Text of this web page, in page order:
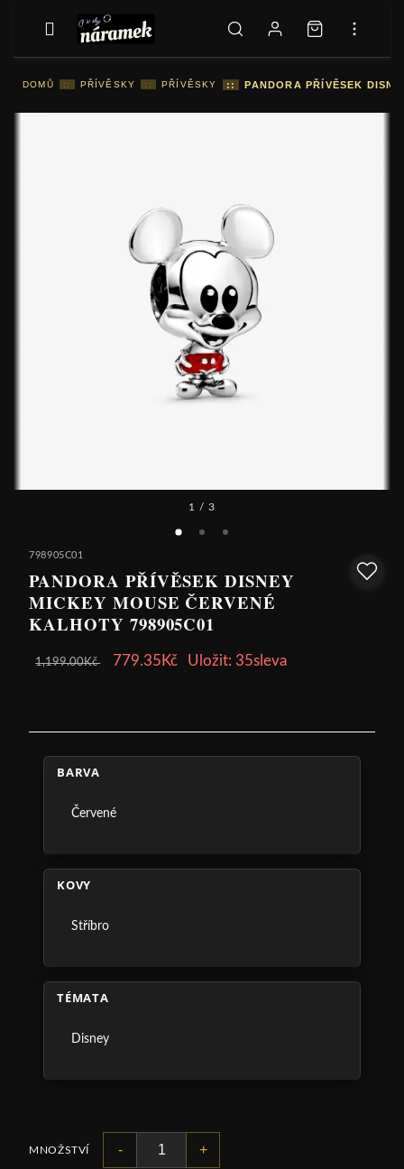
DOMŮ :: PŘÍVĚSKY :: PŘÍVĚSKY :: PANDORA PŘÍVĚSEK
1 / 3
798905C01
PANDORA PŘÍVĚSEK DISNEY
MICKEY MOUSE ČERVENÉ
KALHOTY 798905C01
1,199.00Kč 779.35Kč Uložit: 35sleva
BARVA
Červené
KOVY
Stříbro
TÉMATA
Disney
MNOŽSTVÍ - +